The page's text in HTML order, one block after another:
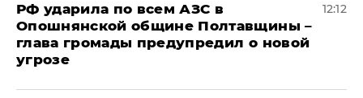
РФ ударила по всем АЗС в
Опошнянской общине Полтавщины –
глава громады предупредил о новой
угрозе
12:12